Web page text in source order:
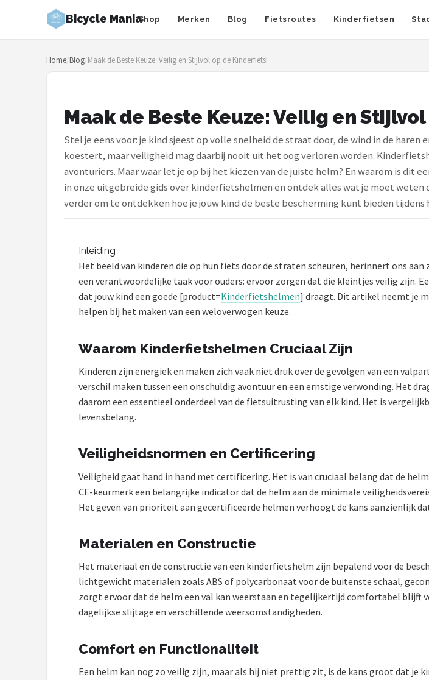
Bicycle ManiaShop Merken Blog Fietsroutes Kinderfietsen
Zoeken
NAVIGATIE
Fietsroutes
Kinderfietsen
Elektrische fietsen
Mountainbikes
POPULAIRE MERKEN
Alle merken →
Home/Blog/Maak de Beste Keuze: Veilig en Stijlvol op de Kinderfiets!
Maak de Beste Keuze: Veilig en
Stel je eens voor: je kind sjeest op volle snelheid de straat door, de wind in de
koestert, maar veiligheid mag daarbij nooit uit het oog verloren worden.
avonturiers. Maar waar let je op bij het kiezen van de juiste helm? En waarom is dit
in onze uitgebreide gids over kinderfietshelmen en ontdek alles wat je moet
verder om te ontdekken hoe je jouw kind de beste bescherming kunt bieden
Inleiding
Het beeld van kinderen die op hun fiets door de straten scheuren, herinnert ons
een verantwoordelijke taak voor ouders: ervoor zorgen dat die kleintjes veilig zijn.
dat jouw kind een goede [product=Kinderfietshelmen] draagt. Dit artikel neemt je
helpen bij het maken van een weloverwogen keuze.
Waarom Kinderfietshelmen Cruciaal Zijn
Kinderen zijn energiek en maken zich vaak niet druk over de gevolgen van een
verschil maken tussen een onschuldig avontuur en een ernstige verwonding. Het
daarom een essentieel onderdeel van de fietsuitrusting van elk kind. Het is
levensbelang.
Veiligheidsnormen en Certificering
Veiligheid gaat hand in hand met certificering. Het is van cruciaal belang dat de
CE-keurmerk een belangrijke indicator dat de helm aan de minimale
Het geven van prioriteit aan gecertificeerde helmen verhoogt de kans aanzienlijk
Materialen en Constructie
Het materiaal en de constructie van een kinderfietshelm zijn bepalend voor de
lichtgewicht materialen zoals ABS of polycarbonaat voor de buitenste schaal,
zorgt ervoor dat de helm een val kan weerstaan en tegelijkertijd comfortabel blijft
dagelijkse slijtage en verschillende weersomstandigheden.
Comfort en Functionaliteit
Een helm kan nog zo veilig zijn, maar als hij niet prettig zit, is de kans groot dat je